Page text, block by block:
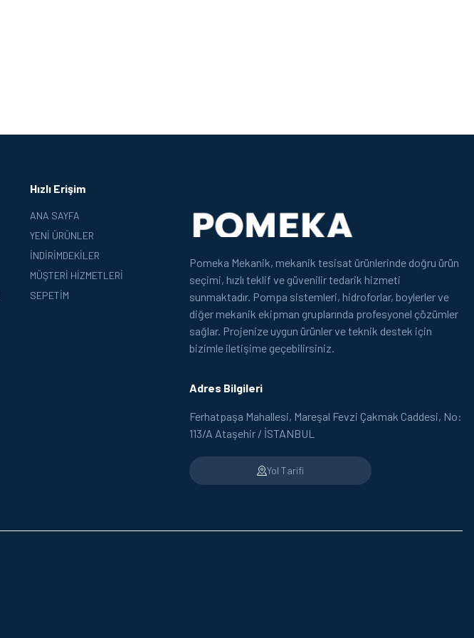
Hızlı Erişim
ANA SAYFA
YENI ÜRÜNLER
İNDIRIMDEKILER
MÜŞTERI HIZMETLERI
SEPETIM
Pomeka Mekanik, mekanik tesisat ürünlerinde doğru ürün
seçimi, hızlı teklif ve güvenilir tedarik hizmeti
sunmaktadır. Pompa sistemleri, hidroforlar, boylerler ve
diğer mekanik ekipman gruplarında profesyonel çözümler
sağlar. Projenize uygun ürünler ve teknik destek için
bizimle iletişime geçebilirsiniz.
Adres Bilgileri
Ferhatpaşa Mahallesi, Mareşal Fevzi Çakmak Caddesi, No:
113/A Ataşehir / İSTANBUL
Yol Tarifi